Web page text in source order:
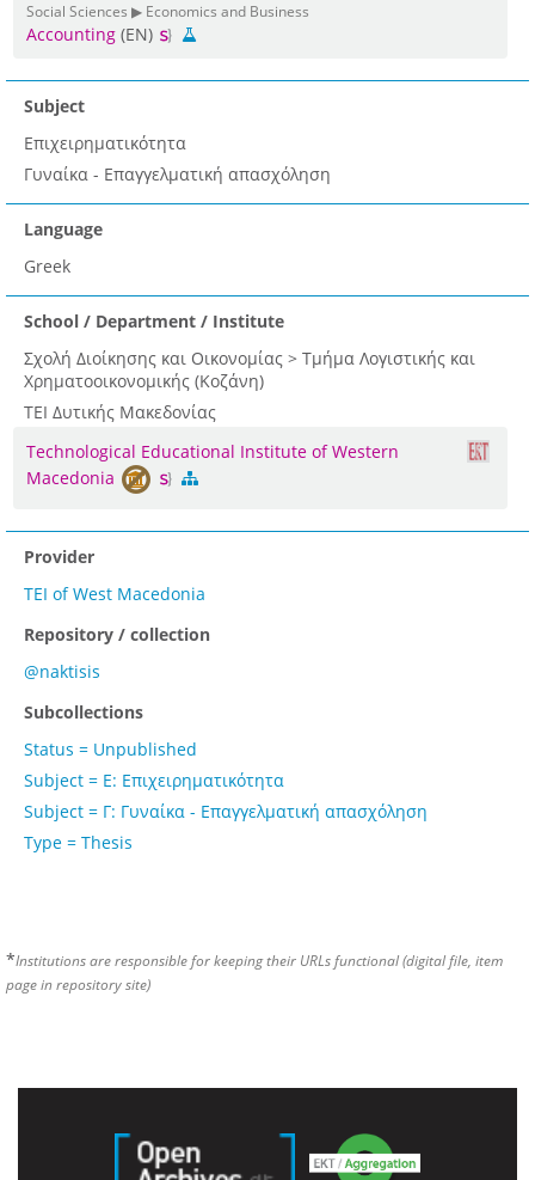
Social Sciences ▶ Economics and Business
Accounting (EN)
Subject
Επιχειρηματικότητα
Γυναίκα - Επαγγελματική απασχόληση
Language
Greek
School / Department / Institute
Σχολή Διοίκησης και Οικονομίας > Τμήμα Λογιστικής και
Χρηματοοικονομικής (Κοζάνη)
ΤΕΙ Δυτικής Μακεδονίας
Technological Educational Institute of Western
Macedonia
Provider
TEI of West Macedonia
Repository / collection
@naktisis
Subcollections
Status = Unpublished
Subject = Ε: Επιχειρηματικότητα
Subject = Γ: Γυναίκα - Επαγγελματική απασχόληση
Type = Thesis
*Institutions are responsible for keeping their URLs functional (digital file, item
page in repository site)